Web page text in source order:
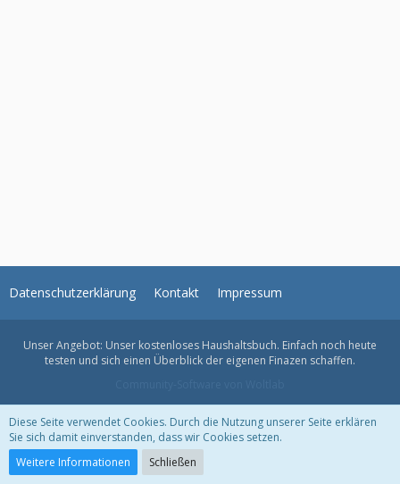
Datenschutzerklärung Kontakt Impressum
Unser Angebot: Unser kostenloses Haushaltsbuch. Einfach noch heute
testen und sich einen Überblick der eigenen Finazen schaffen.
Diese Seite verwendet Cookies. Durch die Nutzung unserer Seite erklären
Sie sich damit einverstanden, dass wir Cookies setzen.
Weitere Informationen
Schließen